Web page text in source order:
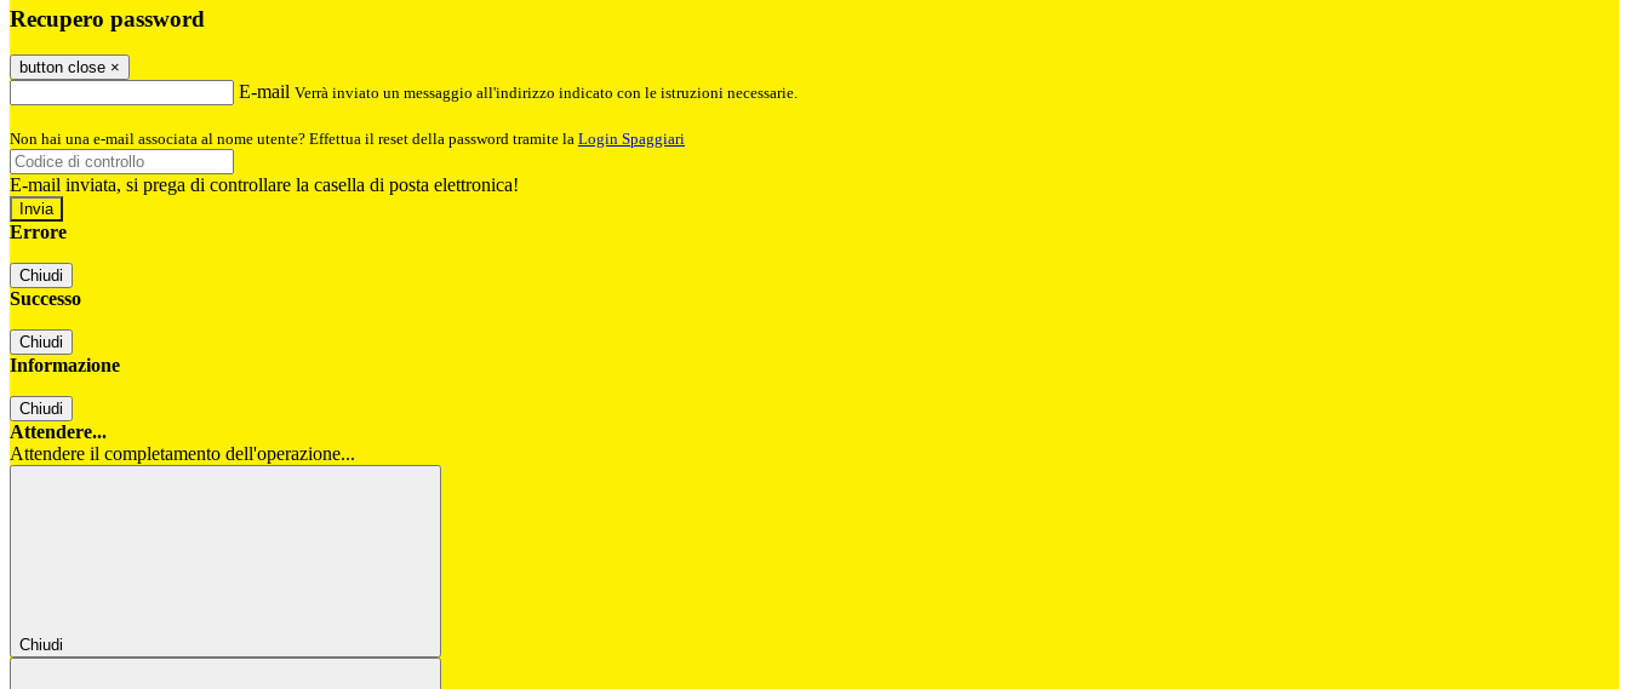
Recupero password
button close ×
E-mail Verrà inviato un messaggio all'indirizzo indicato con le istruzioni necessarie.
Non hai una e-mail associata al nome utente? Effettua il reset della password tramite la Login Spaggiari
E-mail inviata, si prega di controllare la casella di posta elettronica!
Errore
Chiudi
Successo
Chiudi
Informazione
Chiudi
Attendere...
Attendere il completamento dell'operazione...
Chiudi